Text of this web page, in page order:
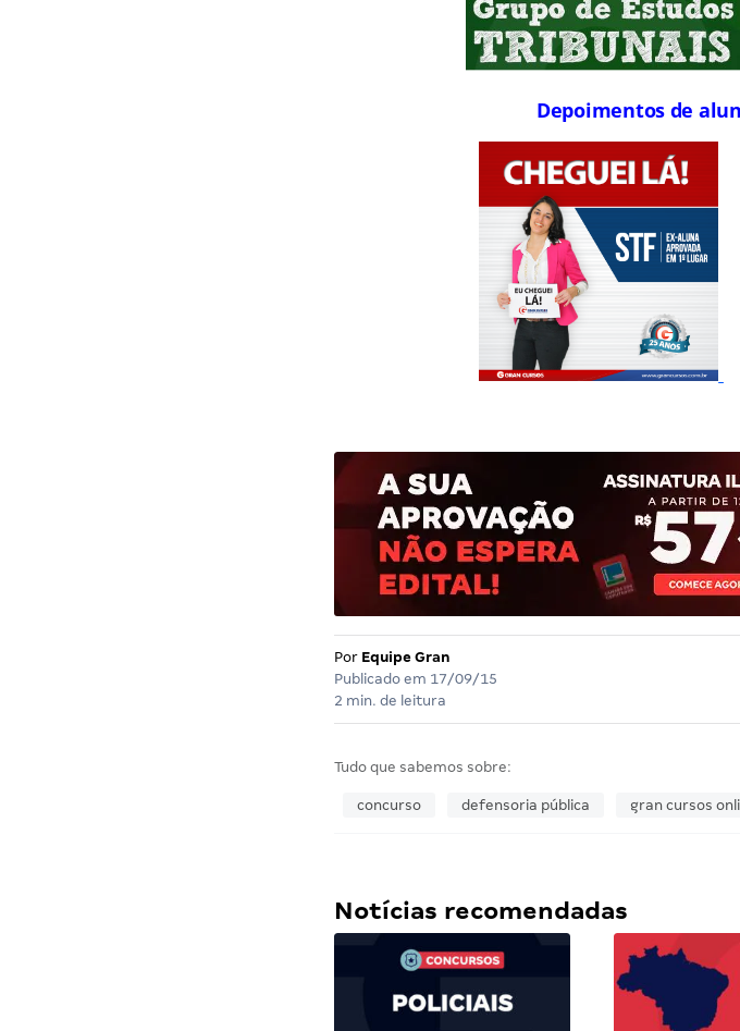
Depoimentos de
Por Equipe Gran
Publicado em 17/09/15
2 min. de leitura
Tudo que sabemos sobre:
concurso defensoria pública gran cursos
Notícias recomendadas